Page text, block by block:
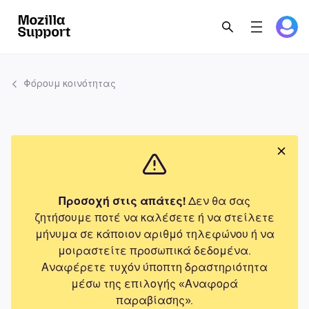
Φόρουμ κοινότητας
Προσοχή στις απάτες! Δεν θα σας
ζητήσουμε ποτέ να καλέσετε ή να στείλετε
μήνυμα σε κάποιον αριθμό τηλεφώνου ή να
μοιραστείτε προσωπικά δεδομένα.
Αναφέρετε τυχόν ύποπτη δραστηριότητα
μέσω της επιλογής «Αναφορά
παραβίασης».